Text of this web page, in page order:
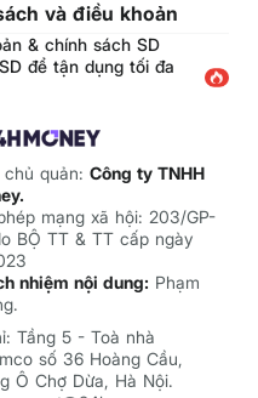
và điều khoản
& chính sách SD
để tận dụng tối đa
quản: Công ty TNHH
mạng xã hội: 203/GP-
BỘ TT & TT cấp ngày
nhiệm nội dung: Phạm
Tầng 5 - Toà nhà
số 36 Hoàng Cầu,
Ô Chợ Dừa, Hà Nội.